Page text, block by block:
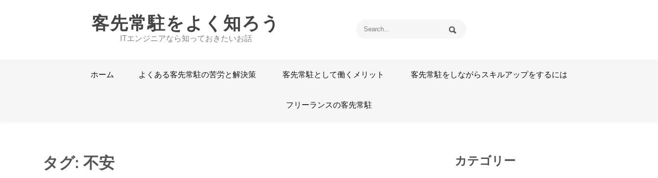
客先常駐をよく知ろう
ITエンジニアなら知っておきたいお話
ホーム よくある客先常駐の苦労と解決策 客先常駐として働くメリット 客先常駐をしながらスキルアップをするには
フリーランスの客先常駐
タグ: 不安 カテゴリー